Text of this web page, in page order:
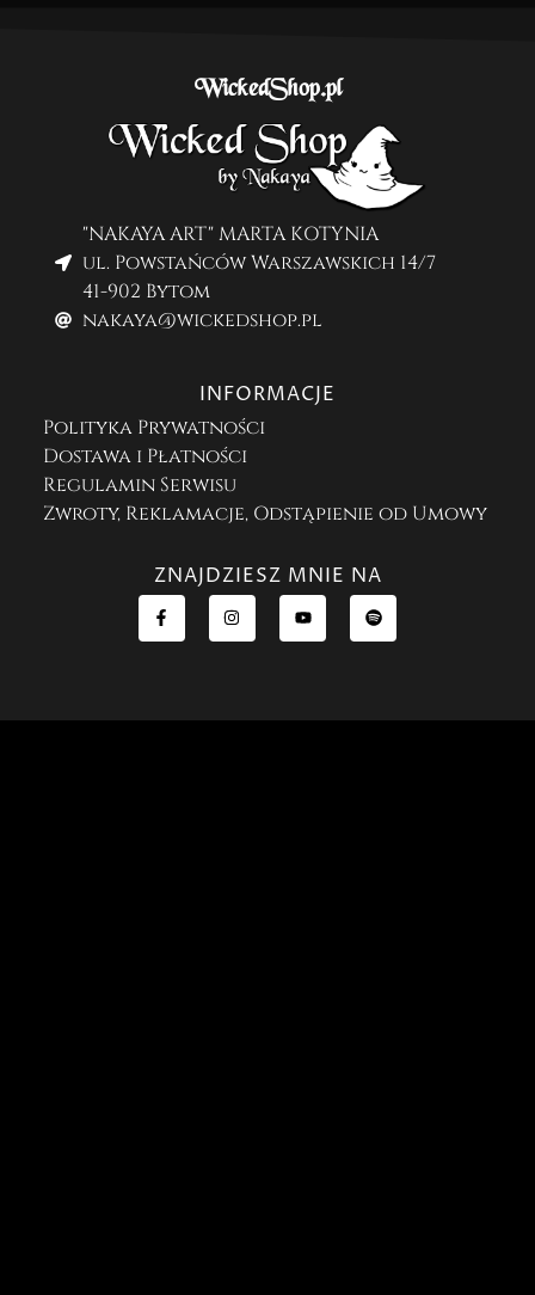
WickedShop.pl
"NAKAYA ART" MARTA KOTYNIA
ul. Powstańców Warszawskich 14/7
41-902 Bytom
nakaya@wickedshop.pl
INFORMACJE
Polityka Prywatności
Dostawa i Płatności
Regulamin Serwisu
Zwroty, Reklamacje, Odstąpienie od Umowy
ZNAJDZIESZ MNIE NA